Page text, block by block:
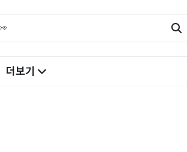
더보기